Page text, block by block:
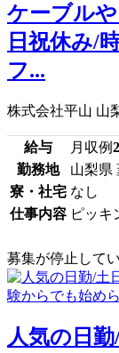
ケーブル
日祝休み/
フ...
株式会社平山 山
給与 月収例
勤務地
山梨県
寮・社宅 なし
仕事内容 ピッキ
募集が停止して
人気の日